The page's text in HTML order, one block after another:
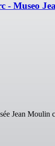
- Museo
Jean